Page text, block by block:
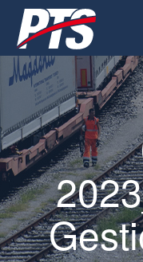
Vai
al
contenuto